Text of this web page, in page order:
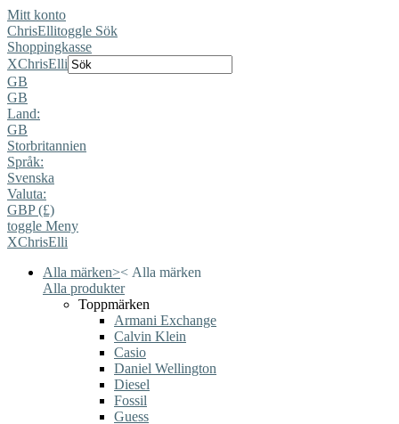
Mitt konto
ChrisEllitoggle Sök
Shoppingkasse
XChrisElli
GB
GB
Land:
GB
Storbritannien
Språk:
Svenska
Valuta:
GBP (£)
toggle Meny
XChrisElli
Alla märken>< Alla märken
Alla produkter
Toppmärken
Armani Exchange
Calvin Klein
Casio
Daniel Wellington
Diesel
Fossil
Guess